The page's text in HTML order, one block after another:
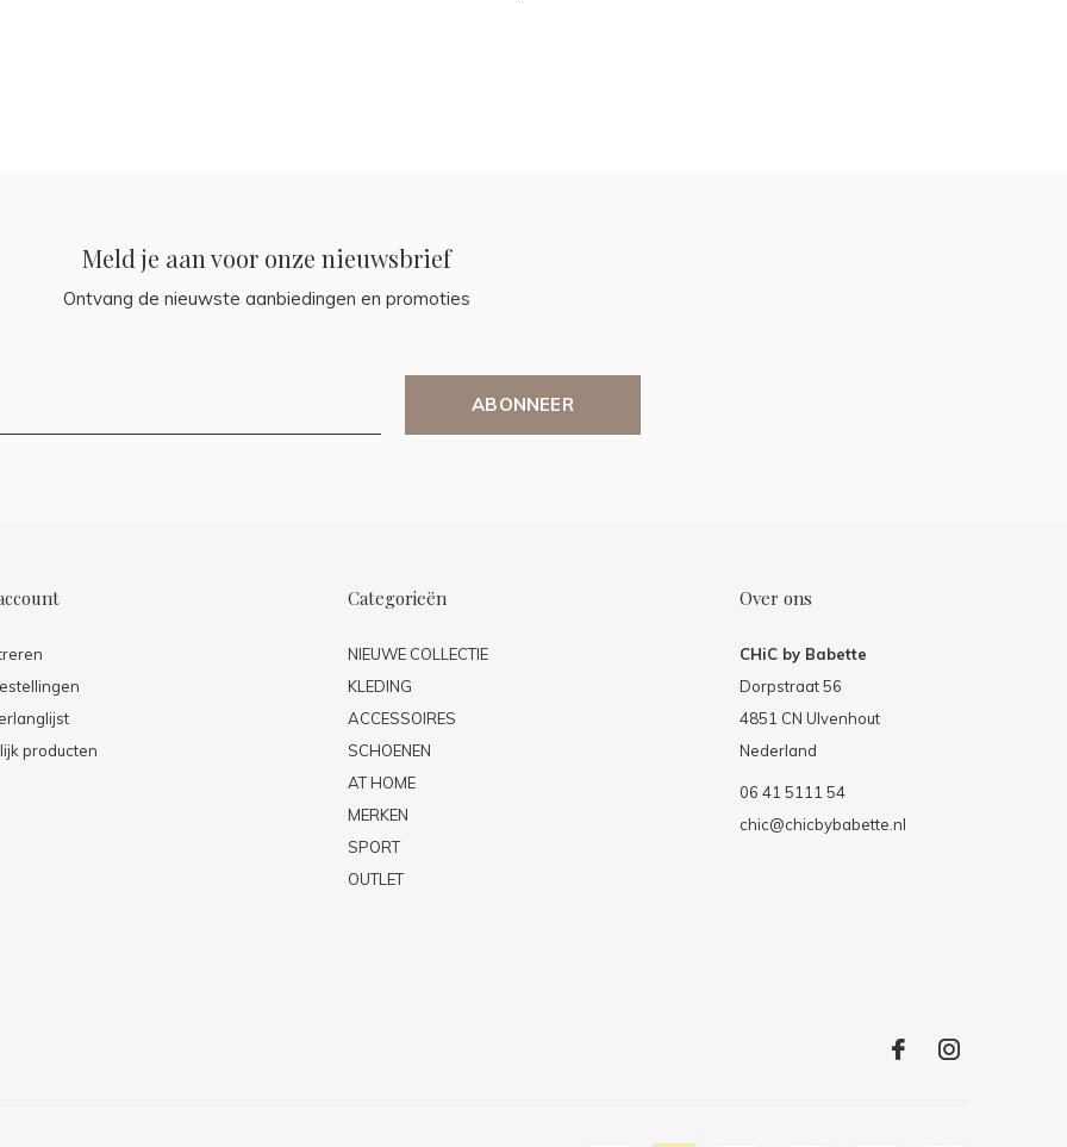
Meld je aan voor onze nieuwsbrief
Ontvang de nieuwste aanbiedingen en promoties
ABONNEER
producten
Categorieën
NIEUWE COLLECTIE
KLEDING
ACCESSOIRES
SCHOENEN
AT HOME
MERKEN
SPORT
OUTLET
Over ons
CHiC by Babette
Dorpstraat 56
4851 CN Ulvenhout
Nederland
06 41 5111 54
chic@chicbybabette.nl